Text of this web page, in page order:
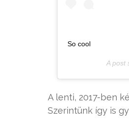
So cool
A post
A lenti, 2017-ben
Szerintünk így is